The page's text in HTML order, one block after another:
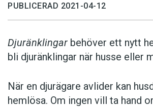
PUBLICERAD 2021-04-12
Djuränklingar behöver ett nytt
bli djuränklingar när husse eller
När en djurägare avlider kan
hemlösa. Om ingen vill ta hand